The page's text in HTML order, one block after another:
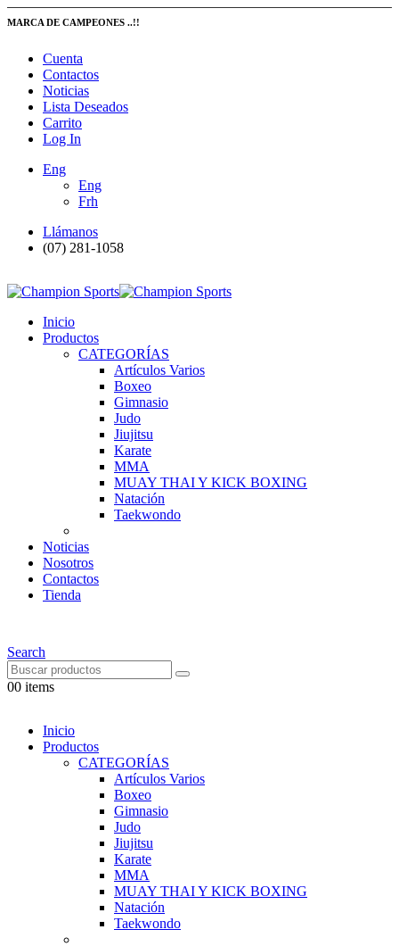
MARCA DE CAMPEONES ..!!
Cuenta
Contactos
Noticias
Lista Deseados
Carrito
Log In
Eng
Eng
Frh
Llámanos
(07) 281-1058
Inicio
Productos
CATEGORÍAS
Artículos Varios
Boxeo
Gimnasio
Judo
Jiujitsu
Karate
MMA
MUAY THAI Y KICK BOXING
Natación
Taekwondo
Noticias
Nosotros
Contactos
Tienda
Search
00 items
Inicio
Productos
CATEGORÍAS
Artículos Varios
Boxeo
Gimnasio
Judo
Jiujitsu
Karate
MMA
MUAY THAI Y KICK BOXING
Natación
Taekwondo